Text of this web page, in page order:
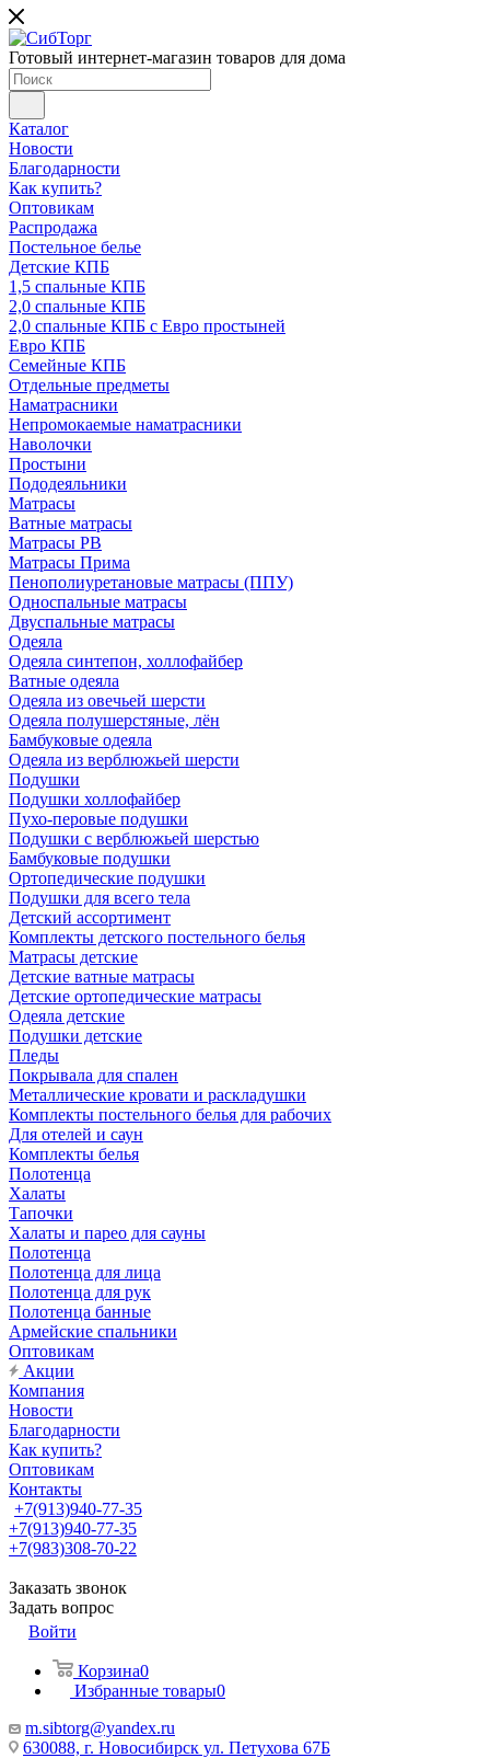
Готовый интернет-магазин товаров для дома
Каталог
Новости
Благодарности
Как купить?
Оптовикам
Распродажа
Постельное белье
Детские КПБ
1,5 спальные КПБ
2,0 спальные КПБ
2,0 спальные КПБ с Евро простыней
Евро КПБ
Семейные КПБ
Отдельные предметы
Наматрасники
Непромокаемые наматрасники
Наволочки
Простыни
Пододеяльники
Матрасы
Ватные матрасы
Матрасы РВ
Матрасы Прима
Пенополиуретановые матрасы (ППУ)
Односпальные матрасы
Двуспальные матрасы
Одеяла
Одеяла синтепон, холлофайбер
Ватные одеяла
Одеяла из овечьей шерсти
Одеяла полушерстяные, лён
Бамбуковые одеяла
Одеяла из верблюжьей шерсти
Подушки
Подушки холлофайбер
Пухо-перовые подушки
Подушки с верблюжьей шерстью
Бамбуковые подушки
Ортопедические подушки
Подушки для всего тела
Детский ассортимент
Комплекты детского постельного белья
Матрасы детские
Детские ватные матрасы
Детские ортопедические матрасы
Одеяла детские
Подушки детские
Пледы
Покрывала для спален
Металлические кровати и раскладушки
Комплекты постельного белья для рабочих
Для отелей и саун
Комплекты белья
Полотенца
Халаты
Тапочки
Халаты и парео для сауны
Полотенца
Полотенца для лица
Полотенца для рук
Полотенца банные
Армейские спальники
Оптовикам
Акции
Компания
Новости
Благодарности
Как купить?
Оптовикам
Контакты
+7(913)940-77-35
+7(913)940-77-35
+7(983)308-70-22
Заказать звонок
Задать вопрос
Войти
Корзина0
Избранные товары0
m.sibtorg@yandex.ru
630088, г. Новосибирск ул. Петухова 67Б